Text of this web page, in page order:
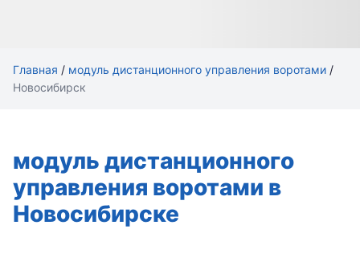
Главная / модуль дистанционного управления воротами /
Новосибирск
модуль дистанционного
управления воротами в
Новосибирске